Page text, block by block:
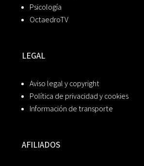
Psicología
OctaedroTV
LEGAL
Aviso legal y copyright
Política de privacidad y cookies
Información de transporte
AFILIADOS